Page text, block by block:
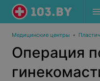
Медицинские центры •
Операция